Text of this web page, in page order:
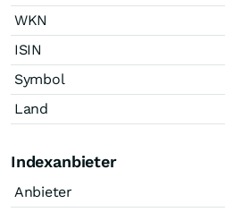
WKN
ISIN
Symbol
Land
Indexanbieter
Anbieter